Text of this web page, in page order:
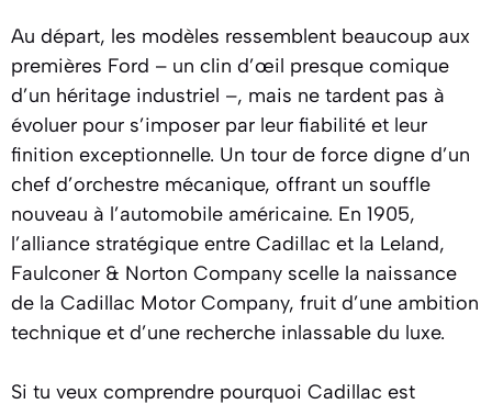
Au départ, les modèles ressemblent beaucoup aux
premières Ford – un clin d’œil presque comique
d’un héritage industriel –, mais ne tardent pas à
évoluer pour s’imposer par leur fiabilité et leur
finition exceptionnelle. Un tour de force digne d’un
chef d’orchestre mécanique, offrant un souffle
nouveau à l’automobile américaine. En 1905,
l’alliance stratégique entre Cadillac et la Leland,
Faulconer & Norton Company scelle la naissance
de la Cadillac Motor Company, fruit d’une ambition
technique et d’une recherche inlassable du luxe.
Si tu veux comprendre pourquoi Cadillac est